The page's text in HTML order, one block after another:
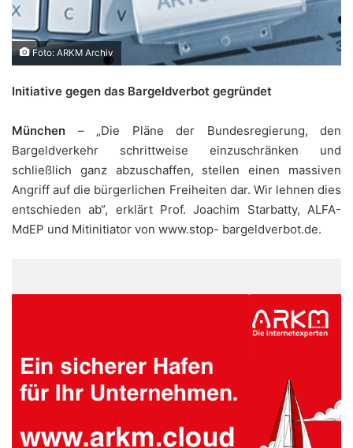
Foto: ARKM Archiv
Initiative gegen das Bargeldverbot gegründet
München – „Die Pläne der Bundesregierung, den
Bargeldverkehr schrittweise einzuschränken und
schließlich ganz abzuschaffen, stellen einen massiven
Angriff auf die bürgerlichen Freiheiten dar. Wir lehnen dies
entschieden ab“, erklärt Prof. Joachim Starbatty, ALFA-
MdEP und Mitinitiator von www.stop- bargeldverbot.de.